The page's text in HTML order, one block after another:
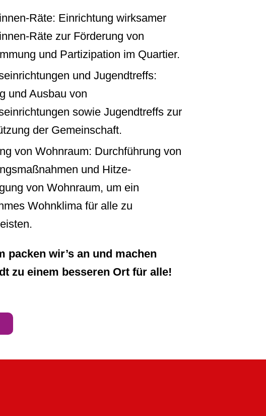
Räte: Einrichtung wirksamer
Räte zur Förderung von
und Partizipation im Quartier.
und Jugendtreffs:
und Ausbau von
sowie Jugendtreffs zur
der Gemeinschaft.
von Wohnraum: Durchführung von
und Hitze-
von Wohnraum, um ein
Wohnklima für alle zu
packen wir’s an und machen
zu einem besseren Ort für alle!